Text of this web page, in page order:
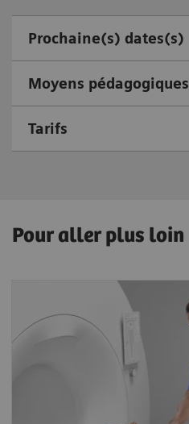
Prochaine(s) dates(s)
Moyens pédagogiques
Tarifs
Pour aller plus loin